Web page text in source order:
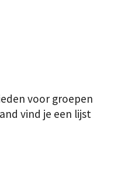
voor groepen
vind je een lijst